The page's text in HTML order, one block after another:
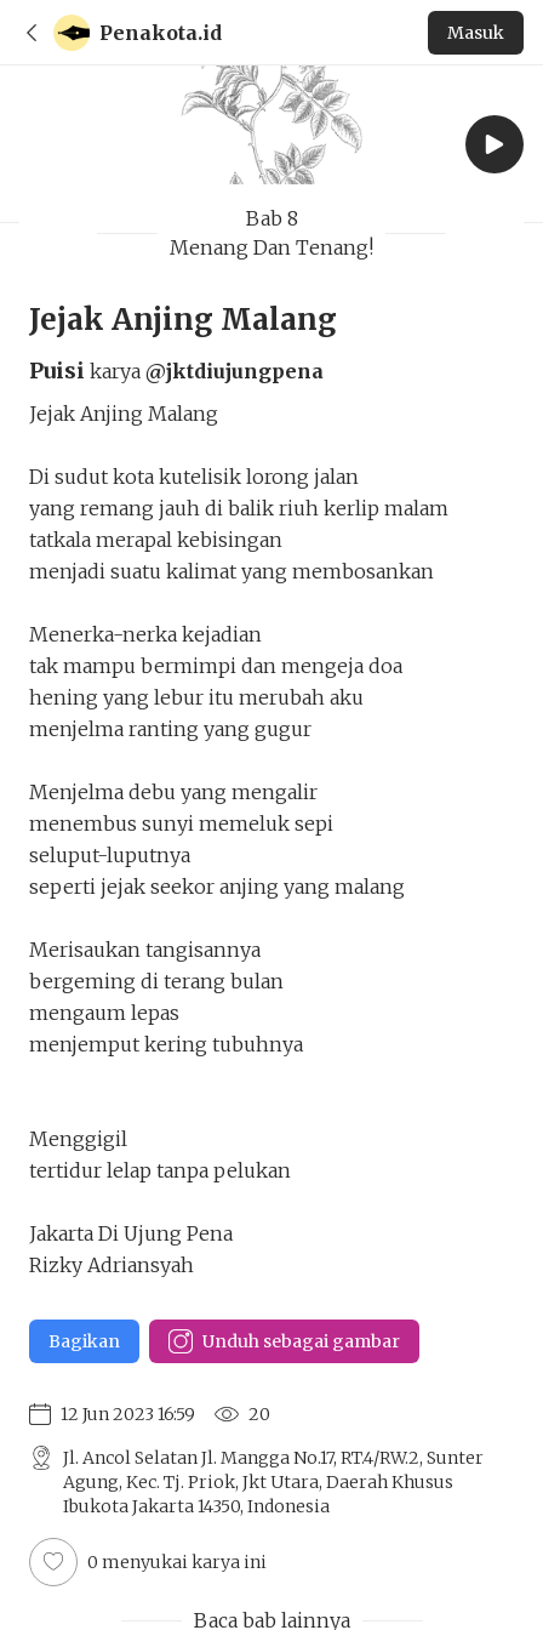
Penakota.id Masuk
Bab 8
Menang Dan Tenang!
Jejak Anjing Malang
Puisi karya @jktdiujungpena
Jejak Anjing Malang
jktdiujungpena
Jejak Anjing Malang
Di sudut kota kutelisik lorong jalan
yang remang jauh di balik riuh kerlip malam
tatkala merapal kebisingan
menjadi suatu kalimat yang membosankan
Menerka-nerka kejadian
tak mampu bermimpi dan mengeja doa
hening yang lebur itu merubah aku
menjelma ranting yang gugur
Menjelma debu yang mengalir
menembus sunyi memeluk sepi
seluput-luputnya
seperti jejak seekor anjing yang malang
Merisaukan tangisannya
bergeming di terang bulan
mengaum lepas
menjemput kering tubuhnya
Menggigil
tertidur lelap tanpa pelukan
Jakarta Di Ujung Pena
Rizky Adriansyah
Bagikan Unduh sebagai gambar
12 Jun 2023 16:59
20
Jl. Ancol Selatan Jl. Mangga No.17, RT.4/RW.2, Sunter
Agung, Kec. Tj. Priok, Jkt Utara, Daerah Khusus
Ibukota Jakarta 14350, Indonesia
0 menyukai karya ini
Baca bab lainnya
Keluar